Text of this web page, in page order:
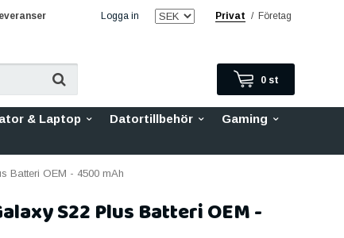
Logga in Privat / Företag
0 st
& Laptop Datortillbehör
Gaming
Batteri OEM - 4500 mAh
S22 Plus Batteri OEM -